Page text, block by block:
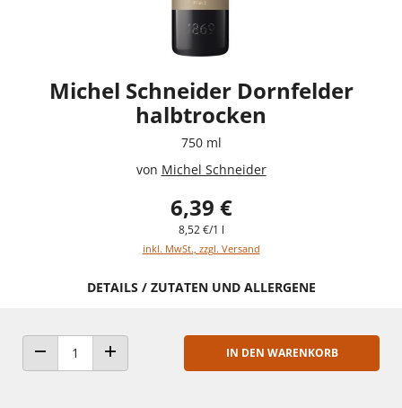
Michel Schneider Dornfelder
halbtrocken
750 ml
von Michel Schneider
6,39 €
8,52 €/1 l
inkl. MwSt., zzgl. Versand
DETAILS / ZUTATEN UND ALLERGENE
ANZAHL VERRINGERNANZAHL ERHÖHEN
IN DEN WARENKORB